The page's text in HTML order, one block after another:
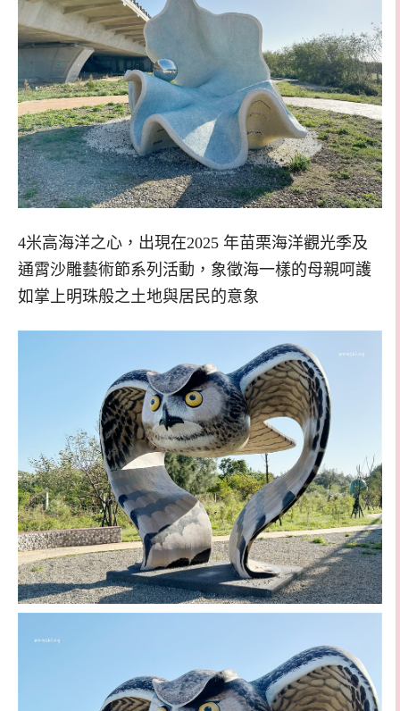
4米高海洋之心，出現在2025 年苗栗海洋觀光季及
通霄沙雕藝術節系列活動，象徵海一樣的母親呵護
如掌上明珠般之土地與居民的意象